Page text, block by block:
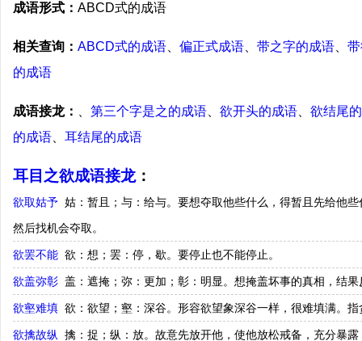
成语形式： ABCD式的成语
相关查询： ABCD式的成语 偏正式成语 带之字的成语
的成语
成语接龙： 第三个字是之的成语 欲开头的成语
欲结尾
的成语
耳结尾的成语
耳目之欲成语接龙：
欲取姑予 姑：暂且；与：给与。要想夺取他些什么，得暂且先给他
然后找机会夺取。
欲罢不能 欲：想；罢：停，歇。要停止也不能停止。
欲盖弥彰 盖：遮掩；弥：更加；彰：明显。想掩盖坏事的真相，结
欲壑难填 欲：欲望；壑：深谷。形容欲望象深谷一样，很难填满。
欲擒故纵 擒：捉；纵：放。故意先放开他，使他放松戒备，充分暴